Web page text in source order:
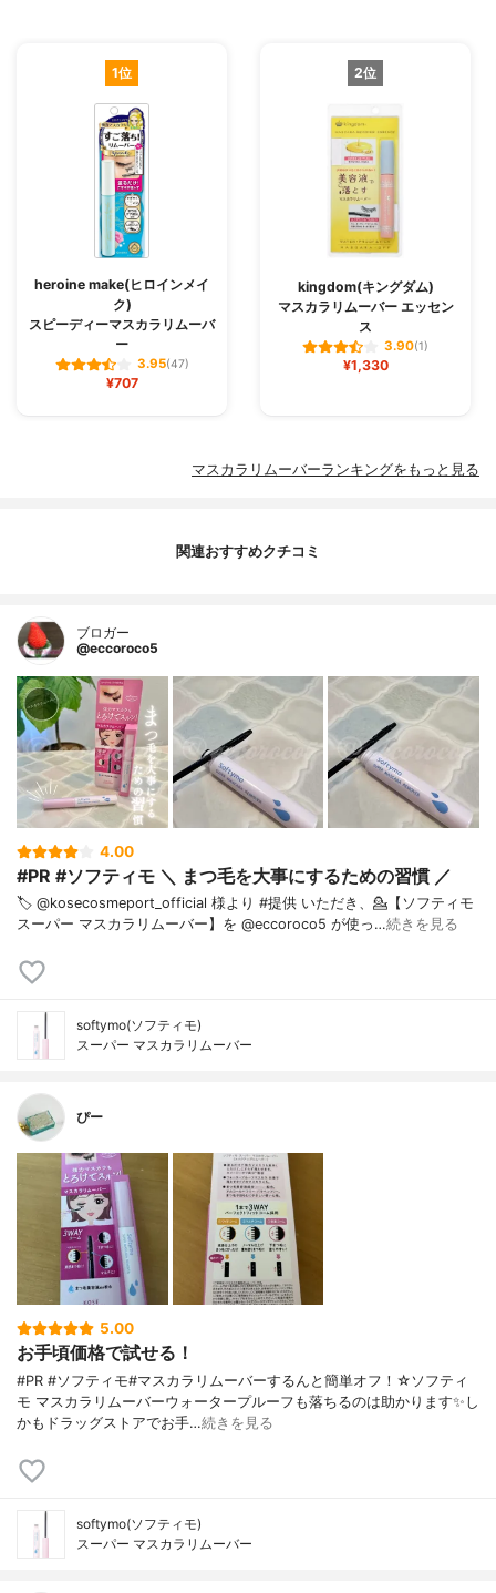
1位
heroine make(ヒロインメイ
ク)
スピーディーマスカラリムーバ
ー
3.95(47)
¥707
2位
kingdom(キングダム)
マスカラリムーバー エッセン
ス
3.90(1)
¥1,330
マスカラリムーバーランキングをもっと見る
関連おすすめクチコミ
ブロガー
@eccoroco5
4.00
#PR #ソフティモ ＼ まつ毛を大事にするための習慣 ／
🏷️ @kosecosmeport_official 様より #提供 いただき、⁡💁【ソフティモ
スーパー マスカラリムーバー】を @eccoroco5 が使っ…続きを見る
softymo(ソフティモ)
スーパー マスカラリムーバー
ぴー
5.00
お手頃価格で試せる！
#PR #ソフティモ#マスカラリムーバーするんと簡単オフ！☆ソフティ
モ マスカラリムーバーウォータープルーフも落ちるのは助かります✨️し
かもドラッグストアでお手…続きを見る
softymo(ソフティモ)
スーパー マスカラリムーバー